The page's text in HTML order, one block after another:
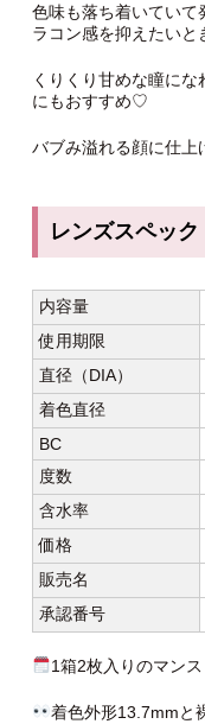
色味も落ち着いていて
ラコン感を抑えたいと
くりくり甘めな瞳に
にもおすすめ♡
バブみ溢れる顔に仕上
レンズスペック
内容量
使用期限
直径（DIA）
着色直径
BC
度数
含水率
価格
販売名
承認番号
1箱2枚入りのマンス
着色外形13.7mmと